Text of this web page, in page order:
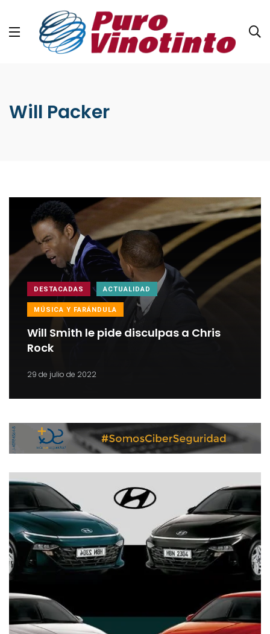
Will Packer
DESTACADAS ACTUALIDAD
MÚSICA Y FARÁNDULA
Will Smith le pide disculpas a Chris
Rock
29 de julio de 2022